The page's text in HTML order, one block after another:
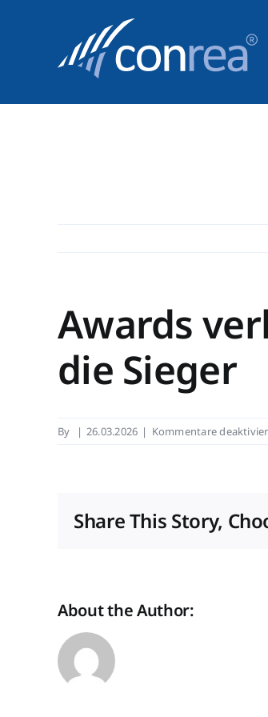
Awards
die Sieger
By | 26.03.2026 | Kommentare
Share This Story,
About the Author: